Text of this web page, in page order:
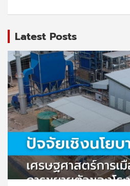
Latest Posts